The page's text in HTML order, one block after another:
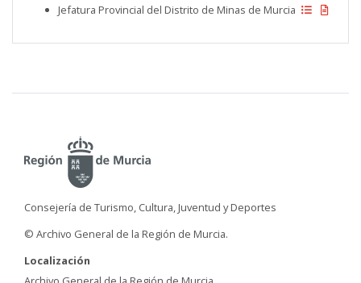
Jefatura Provincial del Distrito de Minas de Murcia
Consejería de Turismo, Cultura, Juventud y Deportes
© Archivo General de la Región de Murcia.
Localización